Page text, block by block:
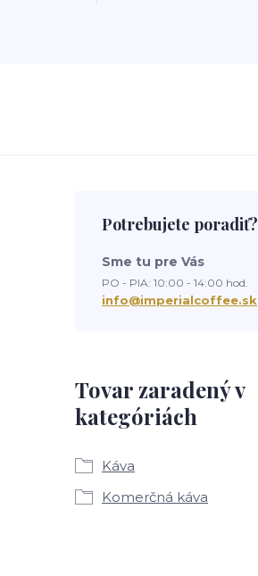
Tovar zaradený v
kategóriách
Káva
Komerčná káva
Potrebujete poradiť?
Sme tu pre Vás
PO - PIA: 10:00 - 14:00 hod.
info@imperialcoffee.sk